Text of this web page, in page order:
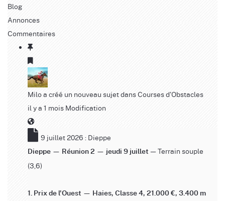
Blog
Annonces
Commentaires
Miloa créé un nouveau sujet dansCourses d'Obstacles
il y a 1 mois Modification
9 juillet 2026 : Dieppe
Dieppe — Réunion 2 — jeudi 9 juillet — Terrain souple
(3,6)
1. Prix de l'Ouest — Haies, Classe 4, 21.000 €, 3.400 m